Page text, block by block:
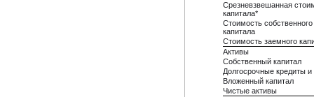
Срезневзвешанная
капитала*
Стоимость собственного
капитала
Стоимость заемного
Активы
Собственный капитал
Долгосрочные кредиты
Вложенный капитал
Чистые активы